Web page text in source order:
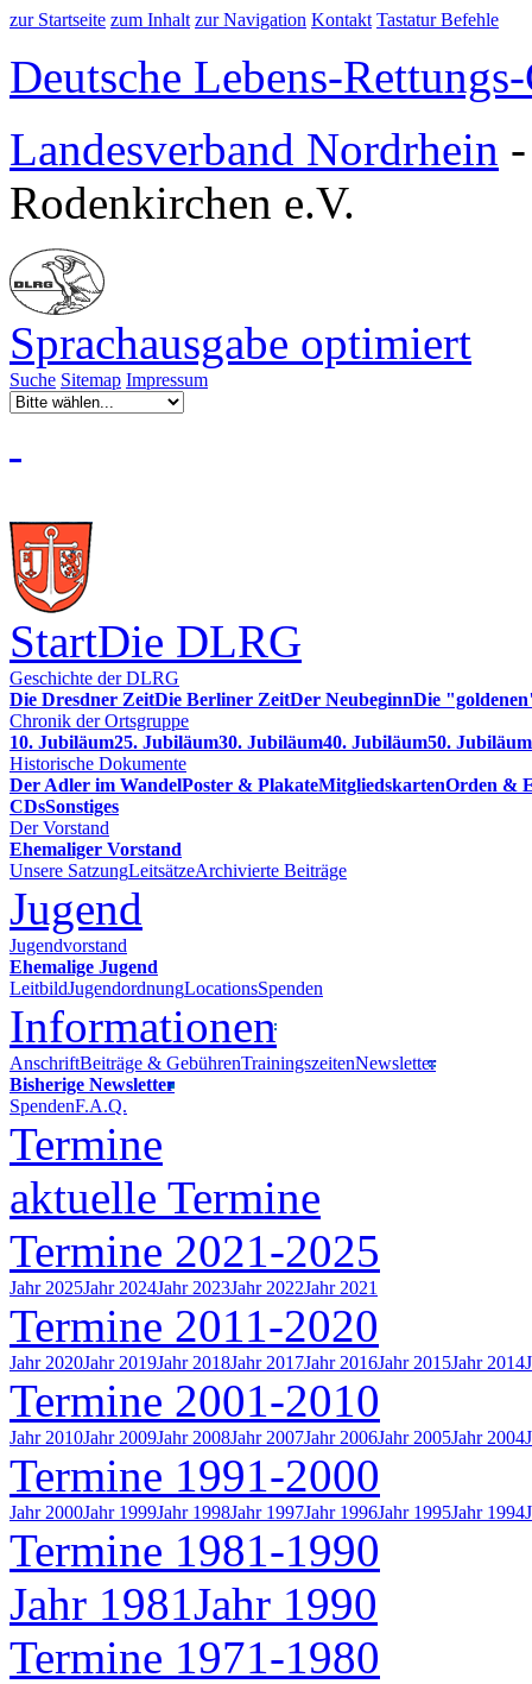
zur Startseite zum Inhalt zur Navigation Kontakt Tastatur Befehle
Deutsche Lebens-
Landesverband Nordrhein
Rodenkirchen e.V.
Sprachausgabe optimiert
Suche Sitemap Impressum
StartDie DLRG
Geschichte der DLRG
Die Dresdner ZeitDie Berliner ZeitDer NeubeginnDie
Chronik der Ortsgruppe
10. Jubiläum25. Jubiläum30. Jubiläum40. Jubiläum50. Jubiläum
Historische Dokumente
Der Adler im WandelPoster & PlakateMitgliedskartenOrden &
CDsSonstiges
Der Vorstand
Ehemaliger Vorstand
Unsere SatzungLeitsätzeArchivierte Beiträge
Jugend
Jugendvorstand
Ehemalige Jugend
LeitbildJugendordnungLocationsSpenden
Informationen
AnschriftBeiträge & GebührenTrainingszeitenNewsletter
Bisherige Newsletter
SpendenF.A.Q.
Termine
aktuelle Termine
Termine 2021-2025
Jahr 2025Jahr 2024Jahr 2023Jahr 2022Jahr 2021
Termine 2011-2020
Jahr 2020Jahr 2019Jahr 2018Jahr 2017Jahr 2016Jahr 2015Jahr 2014
Termine 2001-2010
Jahr 2010Jahr 2009Jahr 2008Jahr 2007Jahr 2006Jahr 2005Jahr 2004
Termine 1991-2000
Jahr 2000Jahr 1999Jahr 1998Jahr 1997Jahr 1996Jahr 1995Jahr 1994
Termine 1981-1990
Jahr 1981Jahr 1990
Termine 1971-1980